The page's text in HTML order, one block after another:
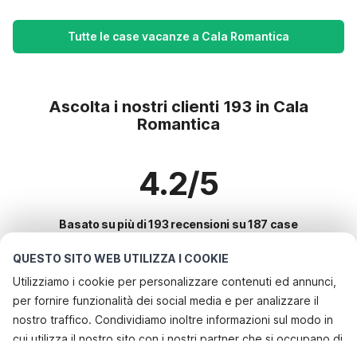
QUESTO SITO WEB UTILIZZA I COOKIE
Utilizziamo i cookie per personalizzare contenuti ed annunci,
per fornire funzionalità dei social media e per analizzare il
nostro traffico. Condividiamo inoltre informazioni sul modo in
cui utilizza il nostro sito con i nostri partner che si occupano di
Tutte le case vacanze a Cala Romantica
Ascolta i nostri clienti 193 in Cala
Romantica
4.2/5
Basato su più di 193 recensioni su 187 case
Le destinazioni più popolari per le
vacanze
Città con i migliori servizi per le vacanze